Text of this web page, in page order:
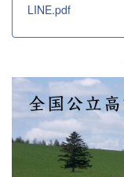
LINE.pdf